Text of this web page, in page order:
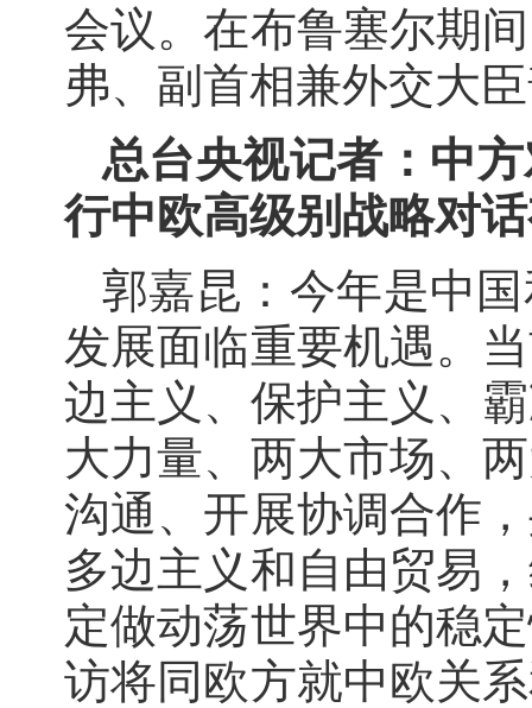
会议。在布鲁塞尔期
弗、副首相兼外交大
总台央视记者：中
行中欧高级别战略对
郭嘉昆：今年是中
发展面临重要机遇。
边主义、保护主义、
大力量、两大市场、
沟通、开展协调合作
多边主义和自由贸易
定做动荡世界中的稳
访将同欧方就中欧关